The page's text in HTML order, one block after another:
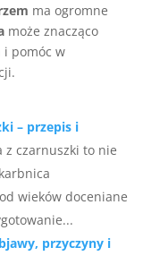
ma ogromne
może znacząco
i pomóc w
– przepis i
z czarnuszki to nie
wieków doceniane
przyczyny i